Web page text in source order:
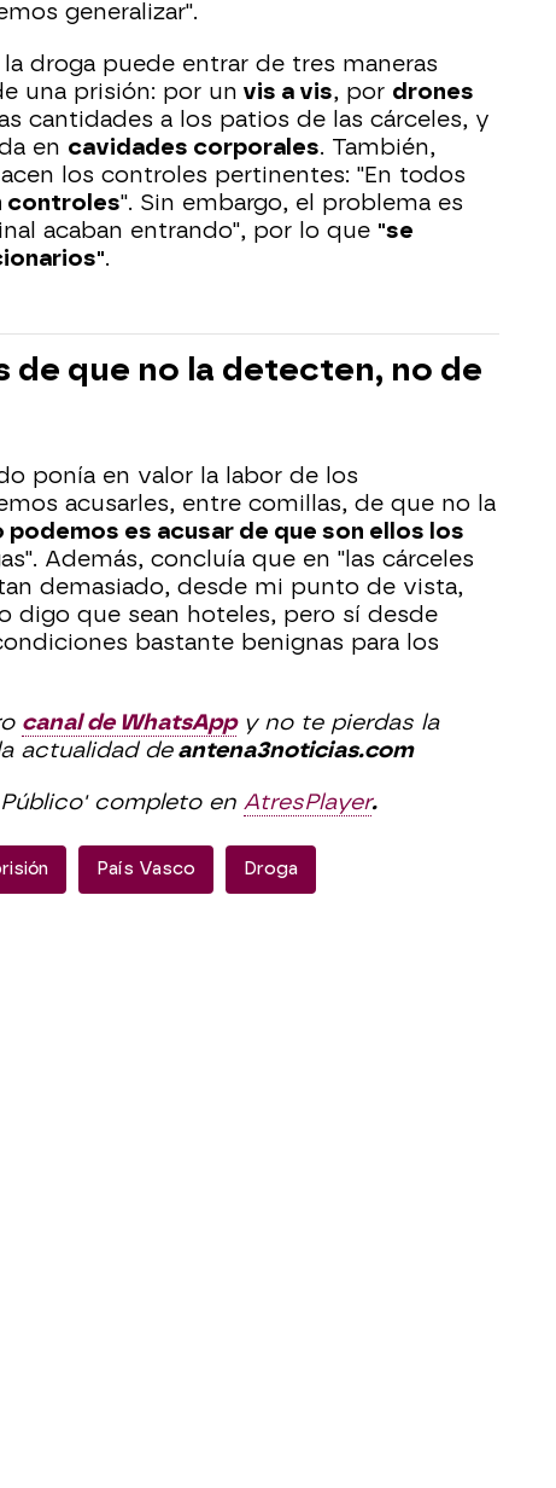
generalizar".
droga puede entrar de tres maneras
una prisión: por un vis a vis, por drones
cantidades a los patios de las cárceles, y
en cavidades corporales. También,
los controles pertinentes: "En todos
controles". Sin embargo, el problema es
acaban entrando", por lo que "se
.
de que no la detecten, no de
ponía en valor la labor de los
acusarles, entre comillas, de que no la
podemos es acusar de que son ellos los
Además, concluía que en "las cárceles
demasiado, desde mi punto de vista,
digo que sean hoteles, pero sí desde
bastante benignas para los
canal de WhatsAppy no te pierdas la
actualidad deantena3noticias.com
completo en AtresPlayer.
País Vasco Droga